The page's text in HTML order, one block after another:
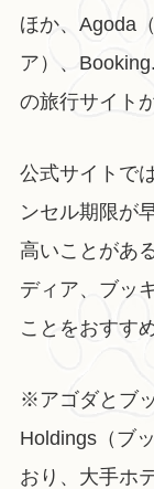
ほか、Agoda
ア）、
の旅行サイト
公式サイトで
ンセル期限が
高いことがあ
ディア、ブッ
ことをおすす
※アゴダとブ
Holdings（ブ
おり、大手ホ